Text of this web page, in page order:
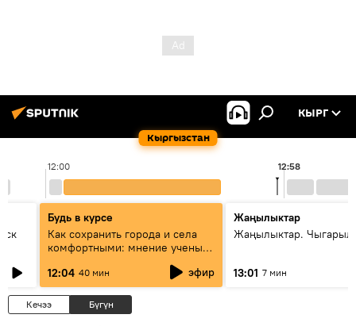
Кыргызстан
КЫРГ
12:00 12:58
Будь в курсе
Как сохранить города и села
комфортными: мнение ученых
12:04 40 мин эфир
Жаңылыктар
Жаңылыктар.
13:01 7 мин
Кечээ Бүгүн